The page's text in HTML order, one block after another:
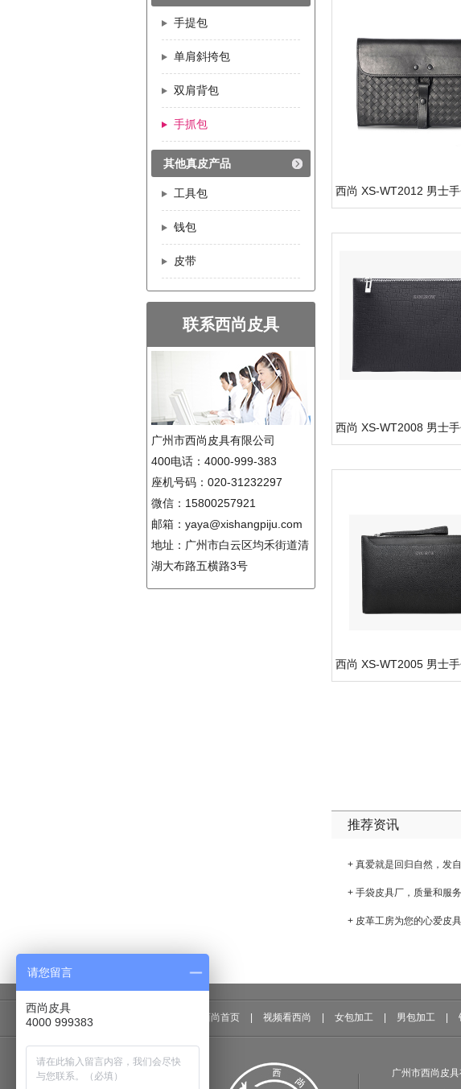
手提包
单肩斜挎包
双肩背包
手抓包
其他真皮产品
工具包
钱包
皮带
联系西尚皮具
广州市西尚皮具有限公司
400电话：4000-999-383
座机号码：020-31232297
微信：15800257921
邮箱：yaya@xishangpiju.com
地址：广州市白云区均禾街道清
湖大布路五横路3号
西尚 XS-WT2012 男士
西尚 XS-WT2008 男士
西尚 XS-WT2005 男士
推荐资讯
+ 真爱就是回归自然，发
+ 手袋皮具厂，质量和服
+ 皮革工房为您的心爱皮
西尚首页 视频看西尚 女包加工 男包加工
广州市西尚皮
请您留言
西尚皮具
4000 999383